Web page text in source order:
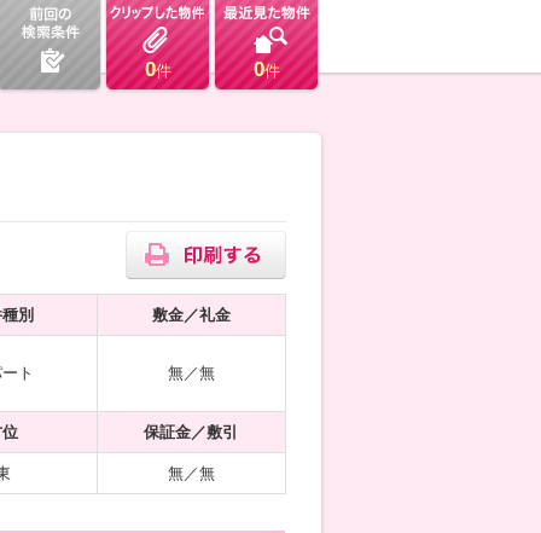
0件 0件
別 敷金／礼金
ト 無／無
保証金／敷引
無／無